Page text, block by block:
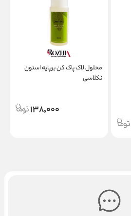
محلول لاک پاک کن برپایه استون
نکلاسی
138,000